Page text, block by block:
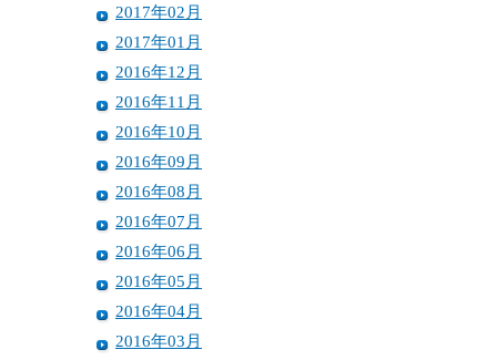
2017年02月
2017年01月
2016年12月
2016年11月
2016年10月
2016年09月
2016年08月
2016年07月
2016年06月
2016年05月
2016年04月
2016年03月